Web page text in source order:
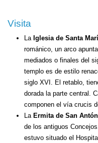
Visita
La Iglesia de Santa
románico, un arco
mediados o finales del
templo es de estilo
siglo XVI. El retablo,
dorada la parte central.
componen el vía crucis
La Ermita de San Antón
de los antiguos
estuvo situado el